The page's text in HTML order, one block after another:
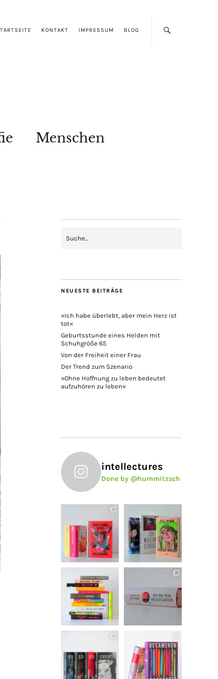
KONTAKT IMPRESSUM BLOG
Menschen
NEUESTE BEITRÄGE
»Ich habe überlebt, aber mein Herz ist
tot«
Geburtsstunde eines Helden mit
Schuhgröße 65
Von der Freiheit einer Frau
Der Trend zum Szenario
»Ohne Hoffnung zu leben bedeutet
aufzuhören zu leben«
intellectures
Done by @hummitzsch